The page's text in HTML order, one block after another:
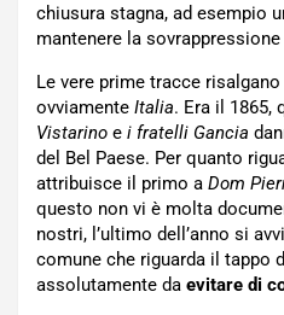
chiusura stagna, ad esempio
mantenere la
Le vere prime tracce
ovviamente Italia. Era il 1865,
Vistarino e i fratelli Gancia
del Bel Paese. Per quanto
attribuisce il primo a Dom
questo non vi è molta
nostri, l’ultimo dell’anno si
comune che riguarda il tappo
assolutamente da evitare di